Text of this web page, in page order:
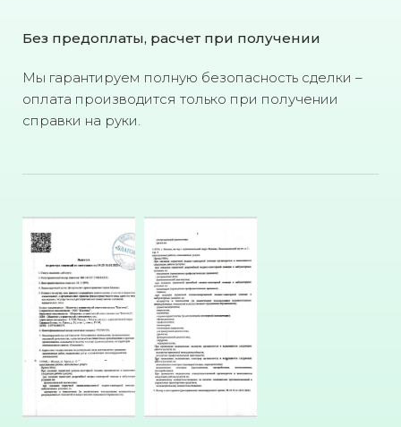
Без предоплаты, расчет при получении
Мы гарантируем полную безопасность сделки –
оплата производится только при получении
справки на руки.